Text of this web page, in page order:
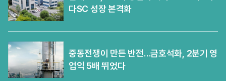
다SC 성장 본격화
중동전쟁이 만든 반전…금호석화, 2분기 영
업익 5배 뛰었다